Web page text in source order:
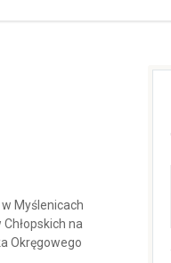
Myślenicach
na
Okręgowego